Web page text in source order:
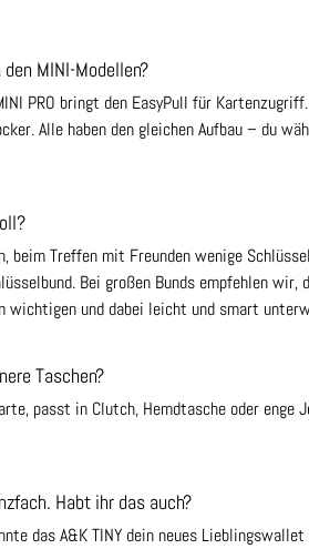
MINI-Modellen?
PRO bringt den EasyPull für
Alle haben den gleichen Aufbau – du
beim Treffen mit Freunden wenige
Bei großen Bunds empfehlen wir,
und dabei leicht und smart
Taschen?
passt in Clutch, Hemdtasche oder enge
Habt ihr das auch?
das A&K TINY dein neues